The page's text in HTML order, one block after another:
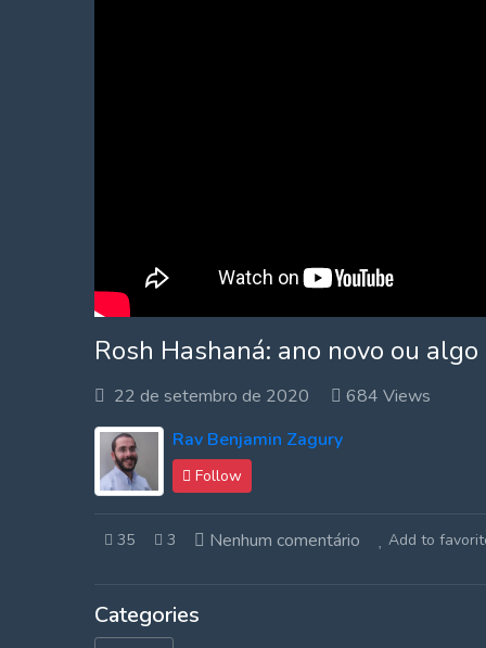
Rosh Hashaná: ano novo ou algo
22 de setembro de 2020
684 Views
Rav Benjamin Zagury
Follow
35 3 Nenhum comentário Add to
Categories